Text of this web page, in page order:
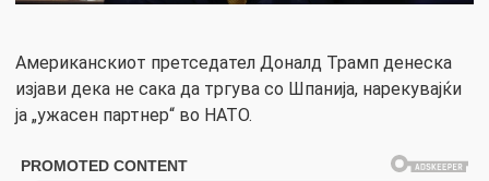
Американскиот претседател Доналд Трамп денеска
изјави дека не сака да тргува со Шпанија, нарекувајќи
ја „ужасен партнер“ во НАТО.